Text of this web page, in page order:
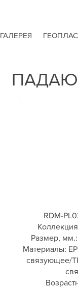
ГАЛЕРЕЯ
RDM-
Размер,
Материалы:
связующее/